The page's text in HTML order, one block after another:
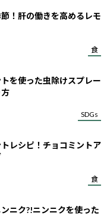
！肝の働きを高めるレモ
食
を使った虫除けスプレー
SDGs
レシピ！チョコミントア
食
ニク?!ニンニクを使った